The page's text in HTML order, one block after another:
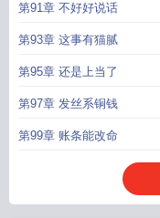
第91章 不好好说话
第93章 这事有猫腻
第95章 还是上当了
第97章 发丝系铜钱
第99章 账条能改命